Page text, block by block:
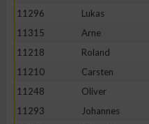
11296
Lukas
11315
Arne
11218
Roland
11210
Carsten
11248
Oliver
11293
Johannes